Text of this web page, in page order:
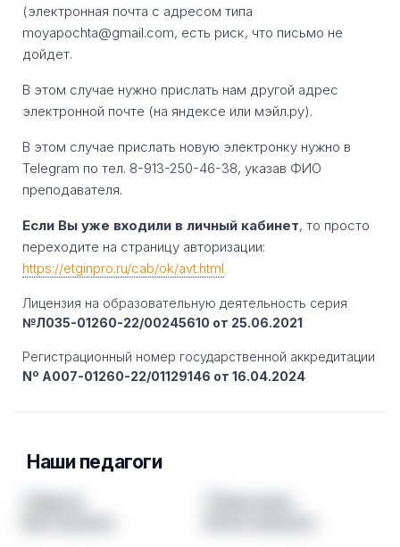
(электронная почта с адресом типа
moyapochta@gmail.com, есть риск, что письмо не
дойдет.
В этом случае нужно прислать нам другой адрес
электронной почте (на яндексе или мэйл.ру).
В этом случае прислать новую электронку нужно в
Telegram по тел. 8-913-250-46-38, указав ФИО
преподавателя.
Если Вы уже входили в личный кабинет, то просто
переходите на страницу авторизации:
https://etginpro.ru/cab/ok/avt.html
Лицензия на образовательную деятельность серия
№Л035-01260-22/00245610 от 25.06.2021
Регистрационный номер государственной аккредитации
Nº A007-01260-22/01129146 от 16.04.2024
Наши педагоги